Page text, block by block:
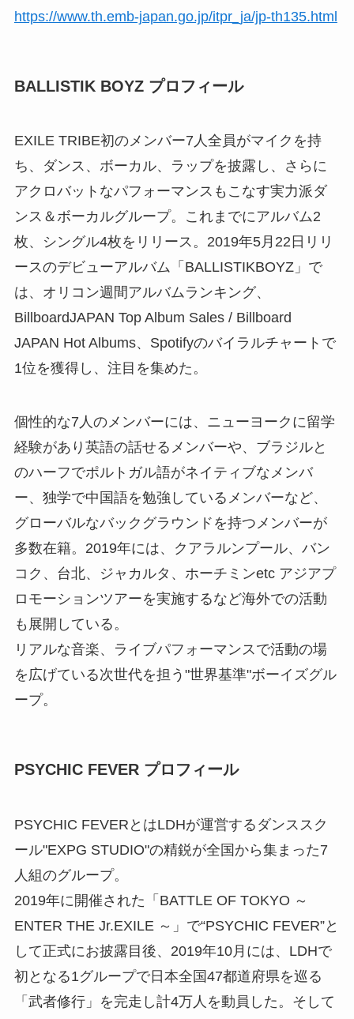
https://www.th.emb-japan.go.jp/itpr_ja/jp-th135.html
BALLISTIK BOYZ プロフィール
EXILE TRIBE初のメンバー7⼈全員がマイクを持
ち、ダンス、ボーカル、ラップを披露し、さらに
アクロバットなパフォーマンスもこなす実⼒派ダ
ンス＆ボーカルグループ。これまでにアルバム2
枚、シングル4枚をリリース。2019年5⽉22⽇リリ
ースのデビューアルバム「BALLISTIKBOYZ」で
は、オリコン週間アルバムランキング、
BillboardJAPAN Top Album Sales / Billboard
JAPAN Hot Albums、Spotifyのバイラルチャートで
1位を獲得し、注⽬を集めた。
個性的な7⼈のメンバーには、ニューヨークに留学
経験があり英語の話せるメンバーや、ブラジルと
のハーフでポルトガル語がネイティブなメンバ
ー、独学で中国語を勉強しているメンバーなど、
グローバルなバックグラウンドを持つメンバーが
多数在籍。2019年には、クアラルンプール、バン
コク、台北、ジャカルタ、ホーチミンetc アジアプ
ロモーションツアーを実施するなど海外での活動
も展開している。
リアルな⾳楽、ライブパフォーマンスで活動の場
を広げている次世代を担う"世界基準"ボーイズグル
ープ。
PSYCHIC FEVER プロフィール
PSYCHIC FEVERとはLDHが運営するダンススク
ール"EXPG STUDIO"の精鋭が全国から集まった7
人組のグループ。
2019年に開催された「BATTLE OF TOKYO ～
ENTER THE Jr.EXILE ～」で“PSYCHIC FEVER”と
して正式にお披露目後、2019年10月には、LDHで
初となる1グループで日本全国47都道府県を巡る
「武者修行」を完走し計4万人を動員した。そして